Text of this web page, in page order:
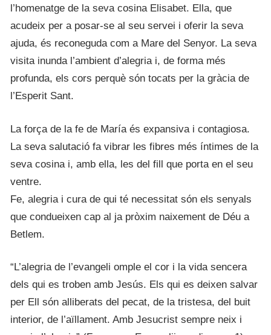
l’homenatge de la seva cosina Elisabet. Ella, que
acudeix per a posar-se al seu servei i oferir la seva
ajuda, és reconeguda com a Mare del Senyor. La seva
visita inunda l’ambient d’alegria i, de forma més
profunda, els cors perquè són tocats per la gràcia de
l’Esperit Sant.
La força de la fe de María és expansiva i contagiosa.
La seva salutació fa vibrar les fibres més íntimes de la
seva cosina i, amb ella, les del fill que porta en el seu
ventre.
Fe, alegria i cura de qui té necessitat són els senyals
que condueixen cap al ja pròxim naixement de Déu a
Betlem.
“L’alegria de l’evangeli omple el cor i la vida sencera
dels qui es troben amb Jesús. Els qui es deixen salvar
per Ell són alliberats del pecat, de la tristesa, del buit
interior, de l’aïllament. Amb Jesucrist sempre neix i